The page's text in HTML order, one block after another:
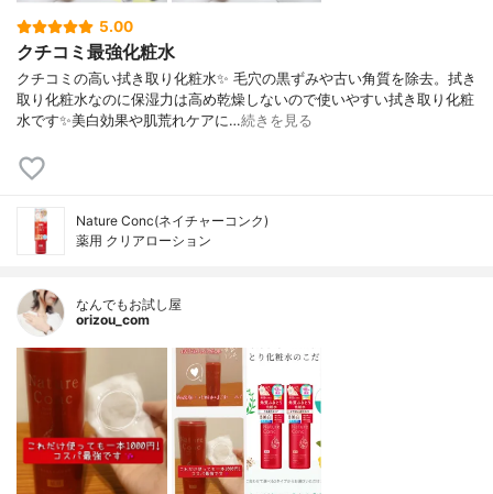
5.00
クチコミ最強化粧水
クチコミの高い拭き取り化粧水✨ 毛穴の黒ずみや古い角質を除去。拭き
取り化粧水なのに保湿力は高め乾燥しないので使いやすい拭き取り化粧
水です✨美白効果や肌荒れケアに…続きを見る
Nature Conc(ネイチャーコンク)
薬用 クリアローション
なんでもお試し屋
orizou_com